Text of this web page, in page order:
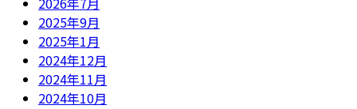
2025年9月
2025年1月
2024年12月
2024年11月
2024年10月